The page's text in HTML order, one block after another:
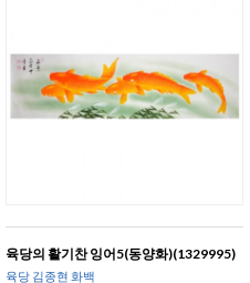
육당의 활기찬 잉어5(동양화)(1329995)
육당 김종현 화백